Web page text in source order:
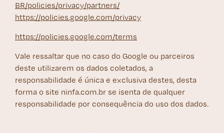
BR/policies/privacy/partners/
https://policies.google.com/privacy
https://policies.google.com/terms
Vale ressaltar que no caso do Google ou parceiros
deste utilizarem os dados coletados, a
responsabilidade é única e exclusiva destes, desta
forma o site ninfa.com.br se isenta de qualquer
responsabilidade por consequência do uso dos dados.